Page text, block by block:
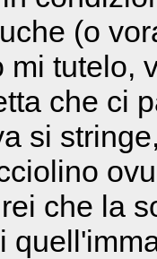
(o
mi tutelo,
che ci
si
che la